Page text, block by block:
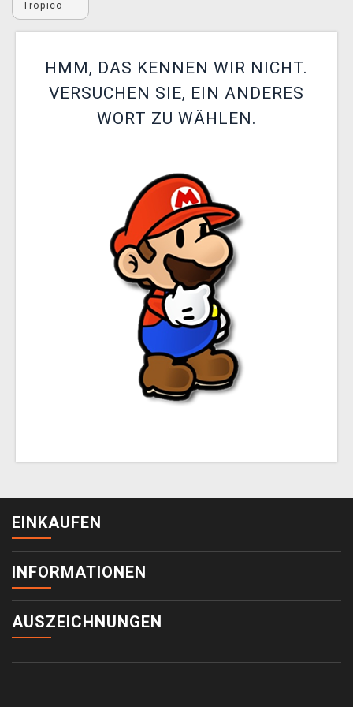
XZONE CLUB
Tropico
HMM, DAS KENNEN WIR NICHT.
VERSUCHEN SIE, EIN ANDERES
WORT ZU WÄHLEN.
EINKAUFEN
INFORMATIONEN
AUSZEICHNUNGEN